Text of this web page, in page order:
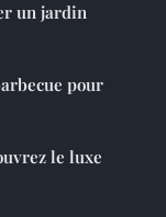
un jardin
pour
le luxe